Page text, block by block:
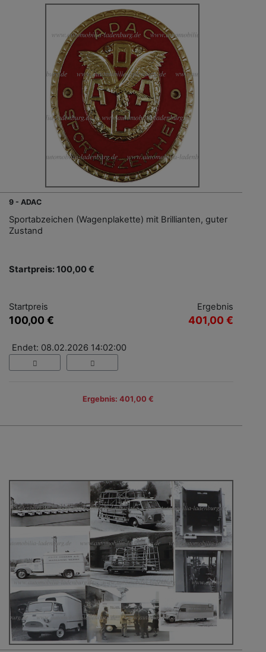
9 - ADAC
Sportabzeichen (Wagenplakette) mit Brillianten, guter
Zustand
Startpreis: 100,00 €
Startpreis
100,00 €
Ergebnis
401,00 €
Endet: 08.02.2026 14:02:00
Ergebnis: 401,00 €